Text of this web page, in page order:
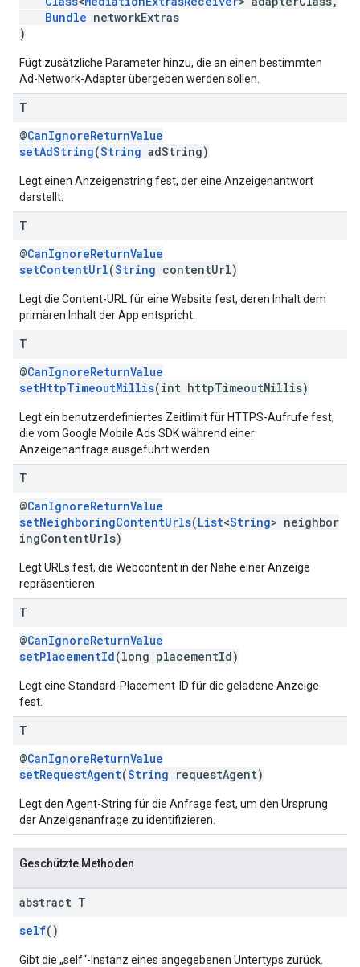
Bundle networkExtras
)
Fügt zusätzliche Parameter hinzu, die an einen bestimmten
Ad-Network-Adapter übergeben werden sollen.
T
@CanIgnoreReturnValue
setAdString(String adString)
Legt einen Anzeigenstring fest, der eine Anzeigenantwort
darstellt.
T
@CanIgnoreReturnValue
setContentUrl(String contentUrl)
Legt die Content-URL für eine Website fest, deren Inhalt dem
primären Inhalt der App entspricht.
T
@CanIgnoreReturnValue
setHttpTimeoutMillis(int httpTimeoutMillis)
Legt ein benutzerdefiniertes Zeitlimit für HTTPS-Aufrufe fest,
die vom Google Mobile Ads SDK während einer
Anzeigenanfrage ausgeführt werden.
T
@CanIgnoreReturnValue
setNeighboringContentUrls(List<String> neighbor
ingContentUrls)
Legt URLs fest, die Webcontent in der Nähe einer Anzeige
repräsentieren.
T
@CanIgnoreReturnValue
setPlacementId(long placementId)
Legt eine Standard-Placement-ID für die geladene Anzeige
fest.
T
@CanIgnoreReturnValue
setRequestAgent(String requestAgent)
Legt den Agent-String für die Anfrage fest, um den Ursprung
der Anzeigenanfrage zu identifizieren.
Geschützte Methoden
abstract T
self()
Gibt die „self“-Instanz eines angegebenen Untertyps zurück.